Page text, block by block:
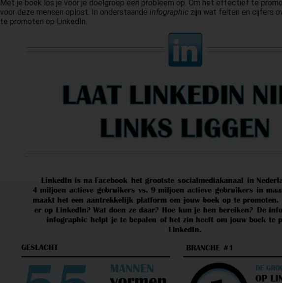
Met je boek los je voor je doelgroep een probleem op. Om het effectief te
voor deze mensen oplost. In onderstaande infographic zijn wat feiten en cijfers
te promoten op LinkedIn.